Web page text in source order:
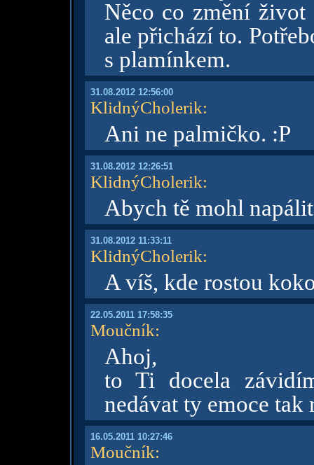
Něco co změní život
ale přichází to.
s plamínkem.
31.08.2012 12:56:00
KlidnýCholerik:
Ani ne palmičko. :P
31.08.2012 12:26:51
KlidnýCholerik:
Abych tě mohl
31.08.2012 11:33:11
KlidnýCholerik:
A víš, kde rostou
22.05.2011 17:58:35
Moučník:
Ahoj,
to Ti docela
nedávat ty emoce tak
16.05.2011 10:27:46
Moučník: